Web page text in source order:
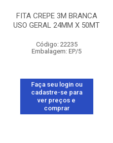
FITA CREPE 3M BRANCA
USO GERAL 24MM X 50MT
Código: 22235
Embalagem: EP/5
Faça seu login ou
cadastre-se para
ver preços e
comprar